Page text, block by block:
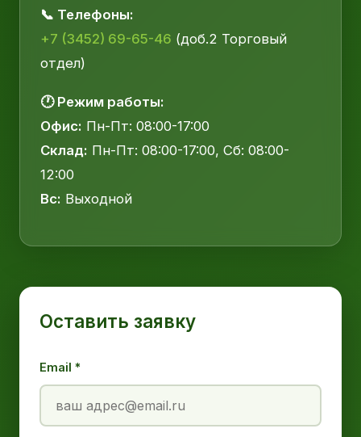
📞 Телефоны:
+7 (3452) 69-65-46 (доб.2 Торговый
отдел)
🕐 Режим работы:
Офис: Пн-Пт: 08:00-17:00
Склад: Пн-Пт: 08:00-17:00, Сб: 08:00-
12:00
Вс: Выходной
Оставить заявку
Email *